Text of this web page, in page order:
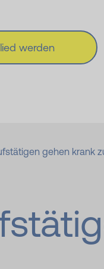
werden
gehen krank